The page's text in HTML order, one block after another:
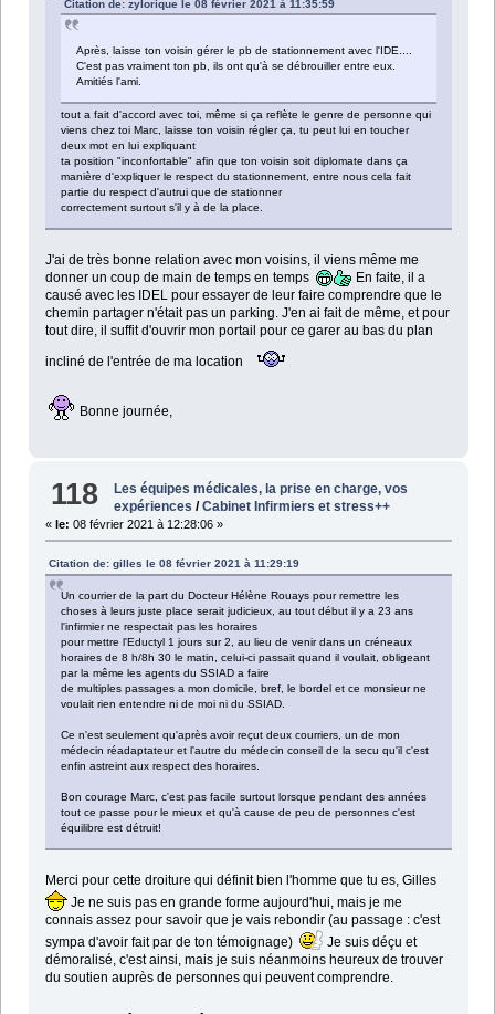
Citation de: zylorique le 08 février 2021 à 11:35:59
Après, laisse ton voisin gérer le pb de stationnement avec l'IDE....
C'est pas vraiment ton pb, ils ont qu'à se débrouiller entre eux.
Amitiés l'ami.
tout a fait d'accord avec toi, même si ça reflète le genre de personne qui
viens chez toi Marc, laisse ton voisin régler ça, tu peut lui en toucher
deux mot en lui expliquant
ta position "inconfortable" afin que ton voisin soit diplomate dans ça
manière d'expliquer le respect du stationnement, entre nous cela fait
partie du respect d'autrui que de stationner
correctement surtout s'il y à de la place.
J'ai de très bonne relation avec mon voisins, il viens même me
donner un coup de main de temps en temps
En faite, il a
causé avec les IDEL pour essayer de leur faire comprendre que le
chemin partager n'était pas un parking. J'en ai fait de même, et pour
tout dire, il suffit d'ouvrir mon portail pour ce garer au bas du plan
incliné de l'entrée de ma location
Bonne journée,
118
Les équipes médicales, la prise en charge, vos
expériences /Cabinet Infirmiers et stress++
« le: 08 février 2021 à 12:28:06 »
Citation de: gilles le 08 février 2021 à 11:29:19
Un courrier de la part du Docteur Hélène Rouays pour remettre les
choses à leurs juste place serait judicieux, au tout début il y a 23 ans
l'infirmier ne respectait pas les horaires
pour mettre l'Eductyl 1 jours sur 2, au lieu de venir dans un créneaux
horaires de 8 h/8h 30 le matin, celui-ci passait quand il voulait, obligeant
par la même les agents du SSIAD a faire
de multiples passages a mon domicile, bref, le bordel et ce monsieur ne
voulait rien entendre ni de moi ni du SSIAD.
Ce n'est seulement qu'après avoir reçut deux courriers, un de mon
médecin réadaptateur et l'autre du médecin conseil de la secu qu'il c'est
enfin astreint aux respect des horaires.
Bon courage Marc, c'est pas facile surtout lorsque pendant des années
tout ce passe pour le mieux et qu'à cause de peu de personnes c'est
équilibre est détruit!
Merci pour cette droiture qui définit bien l'homme que tu es, Gilles
Je ne suis pas en grande forme aujourd'hui, mais je me
connais assez pour savoir que je vais rebondir (au passage : c'est
sympa d'avoir fait par de ton témoignage)
Je suis déçu et
démoralisé, c'est ainsi, mais je suis néanmoins heureux de trouver
du soutien auprès de personnes qui peuvent comprendre.